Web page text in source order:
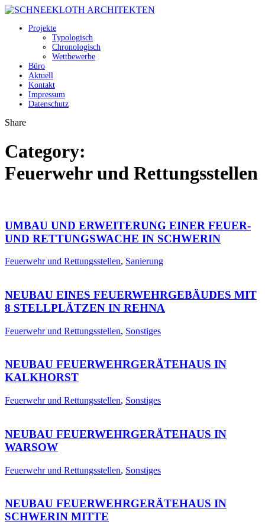
Projekte
Typologisch
Chronologisch
Wettbewerbe
Büro
Aktuell
Kontakt
Impressum
Datenschutz
Share
Category:
Feuerwehr und Rettungsstellen
UMBAU UND ERWEITERUNG EINER FEUER-
UND RETTUNGSWACHE IN SCHWERIN
Feuerwehr und Rettungsstellen, Sanierung
NEUBAU EINES FEUERWEHRGEBÄUDES MIT
8 STELLPLÄTZEN IN REHNA
Feuerwehr und Rettungsstellen, Sonstiges
NEUBAU FEUERWEHRGERÄTEHAUS IN
KALKHORST
Feuerwehr und Rettungsstellen, Sonstiges
NEUBAU FEUERWEHRGERÄTEHAUS IN
WARSOW
Feuerwehr und Rettungsstellen, Sonstiges
NEUBAU FEUERWEHRGERÄTEHAUS IN
SCHWERIN MITTE